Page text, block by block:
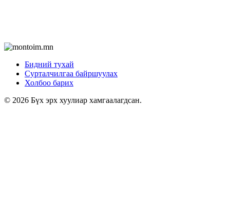
Бидний тухай
Сурталчилгаа байршуулах
Холбоо барих
© 2026 Бүх эрх хуулиар хамгаалагдсан.